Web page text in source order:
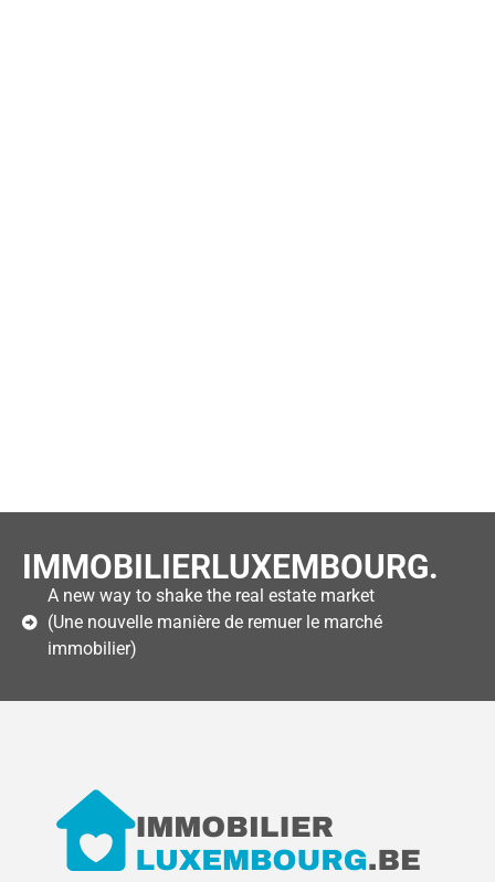
IMMOBILIERLUXEMBOURG.
A new way to shake the real estate market
(Une nouvelle manière de remuer le marché
immobilier)